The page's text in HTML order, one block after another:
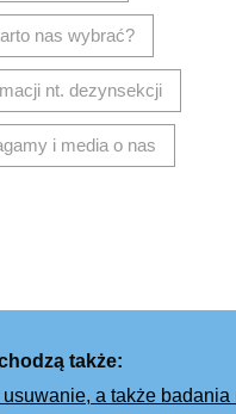
nas wybrać?
nt. dezynsekcji
i media o nas
także:
a także